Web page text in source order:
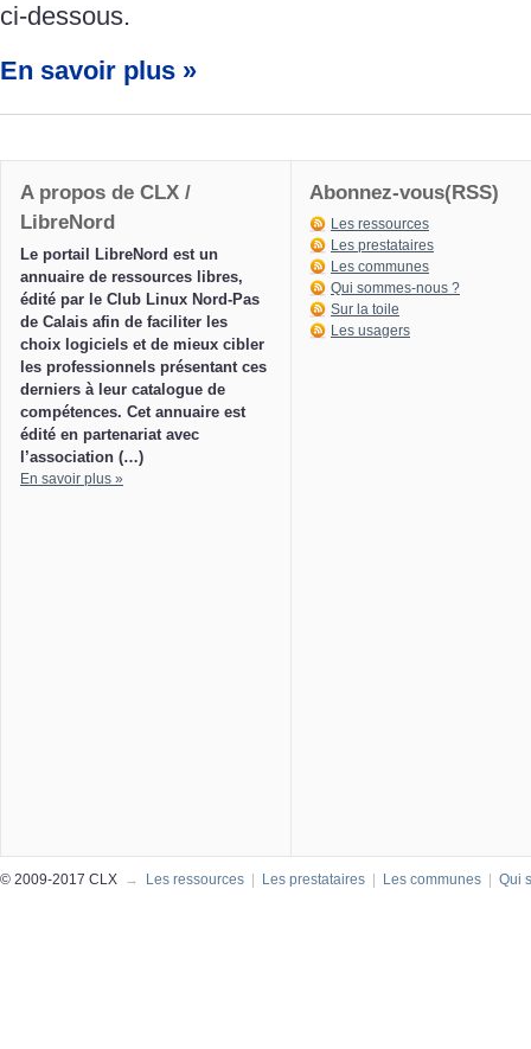
ci-dessous.
En savoir plus »
A propos de CLX /
LibreNord
Le portail LibreNord est un
annuaire de ressources libres,
édité par le Club Linux Nord-Pas
de Calais afin de faciliter les
choix logiciels et de mieux cibler
les professionnels présentant ces
derniers à leur catalogue de
compétences. Cet annuaire est
édité en partenariat avec
l’association (…)
En savoir plus »
Abonnez-vous(RSS)
Les ressources
Les prestataires
Les communes
Qui sommes-nous ?
Sur la toile
Les usagers
© 2009-2017 CLX → Les ressources Les prestataires Les communes Qui